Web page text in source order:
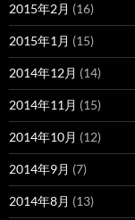
2015年2月 (16)
2015年1月 (15)
2014年12月 (14)
2014年11月 (15)
2014年10月 (12)
2014年9月 (7)
2014年8月 (13)